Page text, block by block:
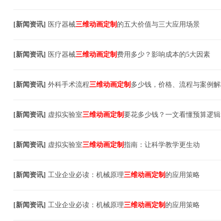
[新闻资讯] 医疗器械三维动画定制 的五大价值与三大应用场景
[新闻资讯] 医疗器械三维动画定制 费用多少？影响成本的5大因素
[新闻资讯] 外科手术流程三维动画定制 多少钱，价格、流程与案例
[新闻资讯] 虚拟实验室三维动画定制 要花多少钱？一文看懂预算逻辑
[新闻资讯] 虚拟实验室三维动画定制 指南：让科学教学更生动
[新闻资讯] 工业企业必读：机械原理三维动画定制 的应用策略
[新闻资讯] 工业企业必读：机械原理三维动画定制 的应用策略